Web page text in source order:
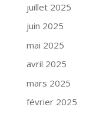
juillet 2025
juin 2025
mai 2025
avril 2025
mars 2025
février 2025